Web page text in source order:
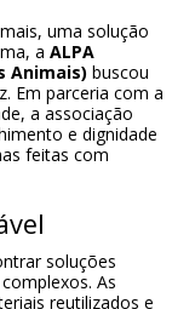
uma solução
a ALPA
Animais) buscou
Em parceria com a
a associação
e dignidade
feitas com
soluções
As
reutilizados e